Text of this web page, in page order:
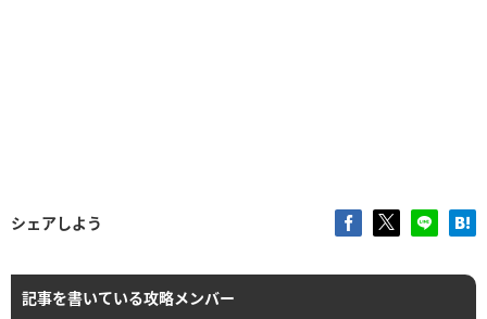
シェアしよう
記事を書いている攻略メンバー